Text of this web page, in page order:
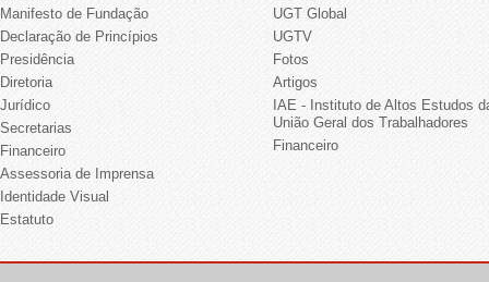
Manifesto de Fundação
Declaração de Princípios
Presidência
Diretoria
Jurídico
Secretarias
Financeiro
Assessoria de Imprensa
Identidade Visual
Estatuto
UGT Global
UGTV
Fotos
Artigos
IAE - Instituto de Altos Estudos
União Geral dos Trabalhadores
Financeiro